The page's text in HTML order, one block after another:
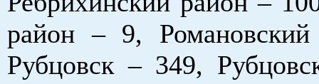
район – 9,
Рубцовск – 349,